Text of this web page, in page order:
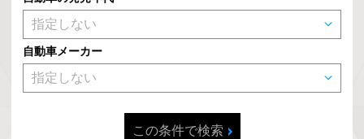
自動車メーカー
この条件で検索